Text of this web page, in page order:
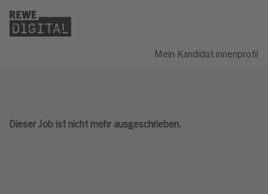
Mein Kandidat:innenprofil
Dieser Job ist nicht mehr ausgeschrieben.